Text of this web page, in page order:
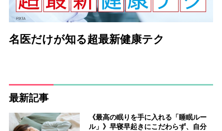
名医だけが知る超最新健康テク
最新記事
《最高の眠りを手に入れる「睡眠ルー
ル」》早寝早起きにこだわらず、自分